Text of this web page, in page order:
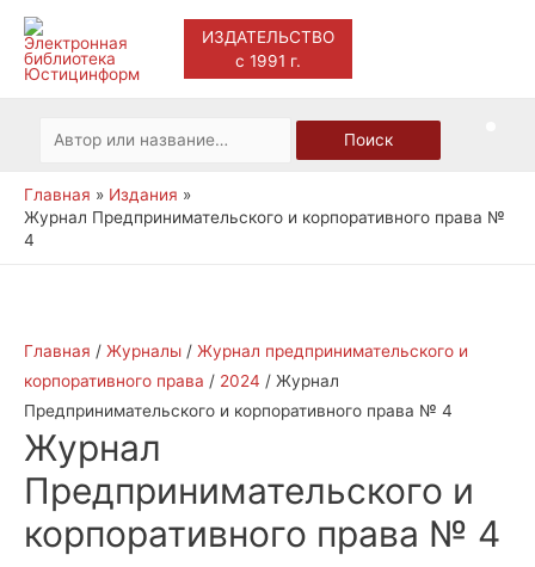
ИЗДАТЕЛЬСТВО
с 1991 г.
Искать:
Поиск
Главная
Издания
Журнал Предпринимательского и корпоративного права №
4
Главная / Журналы / Журнал предпринимательского и
корпоративного права / 2024 / Журнал
Предпринимательского и корпоративного права № 4
Журнал
Предпринимательского и
корпоративного права № 4